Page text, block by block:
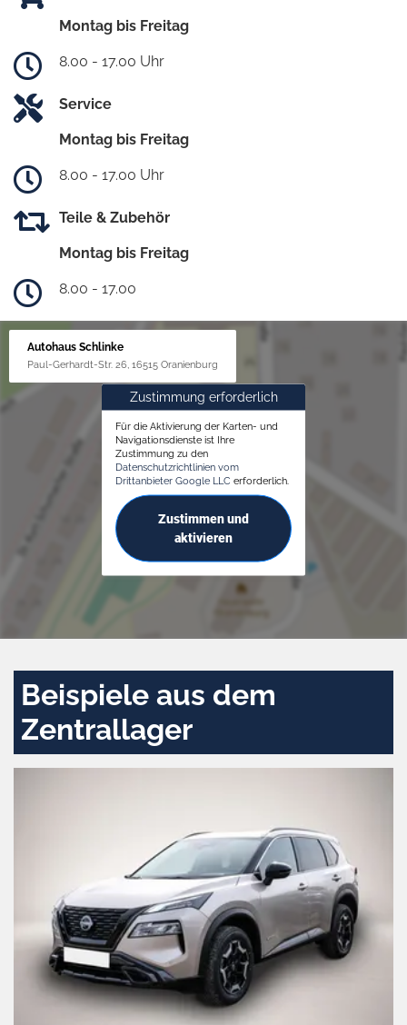
Montag bis Freitag
8.00 - 17.00 Uhr
Service
Montag bis Freitag
8.00 - 17.00 Uhr
Teile & Zubehör
Montag bis Freitag
8.00 - 17.00
Autohaus Schlinke
Paul-Gerhardt-Str. 26, 16515 Oranienburg
Zustimmung erforderlich
Für die Aktivierung der Karten- und
Navigationsdienste ist Ihre
Zustimmung zu den
Datenschutzrichtlinien vom
Drittanbieter Google LLC erforderlich.
Zustimmen und
aktivieren
Beispiele aus dem
Zentrallager